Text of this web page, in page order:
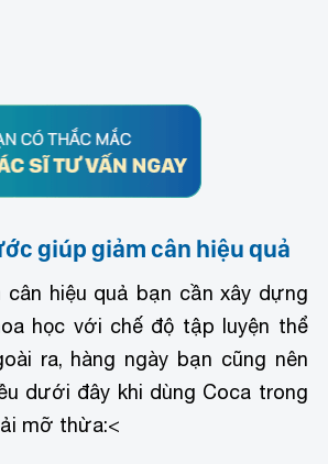
giúp giảm cân hiệu quả
cân hiệu quả bạn cần xây dựng
học với chế độ tập luyện thể
ra, hàng ngày bạn cũng nên
dưới đây khi dùng Coca trong
mỡ thừa:<